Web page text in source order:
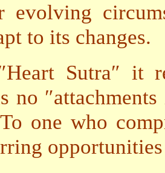
evolving
to its changes.
Sutra″ it
no
one who